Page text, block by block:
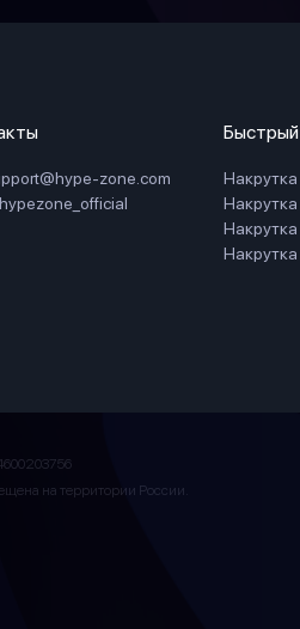
zone.com
на территории России.